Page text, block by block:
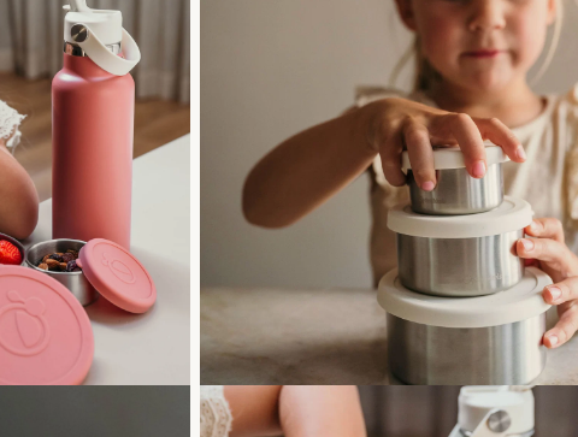
Meld je aan voor de nieuwsbrief en ontvang
10%
kortingop je Back to School aankopen!
Voornaam
Email
Ontvang 10% korting